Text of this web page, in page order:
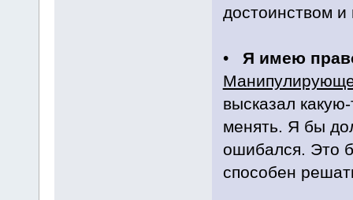
достоинством и
• Я имею
высказал
менять. Я бы
ошибался. Это
способен